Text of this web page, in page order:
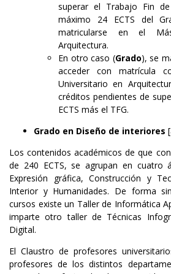
superar el Trabajo Fin
máximo 24 ECTS del
matricularse en el
Arquitectura.
En otro caso (Grado), se
acceder con matrícula
Universitario en
créditos pendientes de
ECTS más el TFG.
Grado en Diseño de interiores
Los contenidos académicos de que
de 240 ECTS, se agrupan en cuatro
Expresión gráfica, Construcción y
Interior y Humanidades. De forma
cursos existe un Taller de Informática
imparte otro taller de Técnicas
Digital.
El Claustro de profesores
profesores de los distintos